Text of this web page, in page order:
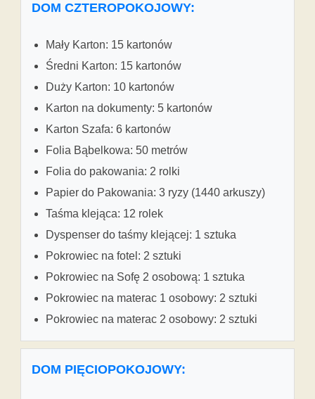
DOM CZTEROPOKOJOWY:
Mały Karton: 15 kartonów
Średni Karton: 15 kartonów
Duży Karton: 10 kartonów
Karton na dokumenty: 5 kartonów
Karton Szafa: 6 kartonów
Folia Bąbelkowa: 50 metrów
Folia do pakowania: 2 rolki
Papier do Pakowania: 3 ryzy (1440 arkuszy)
Taśma klejąca: 12 rolek
Dyspenser do taśmy klejącej: 1 sztuka
Pokrowiec na fotel: 2 sztuki
Pokrowiec na Sofę 2 osobową: 1 sztuka
Pokrowiec na materac 1 osobowy: 2 sztuki
Pokrowiec na materac 2 osobowy: 2 sztuki
DOM PIĘCIOPOKOJOWY: